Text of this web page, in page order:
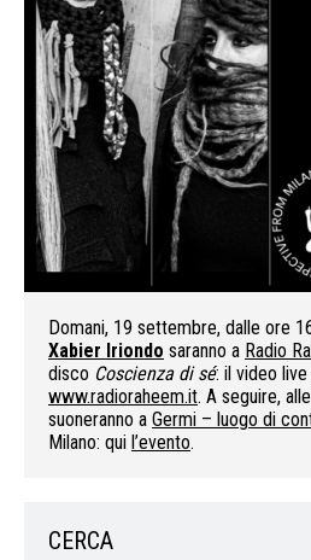
Domani, 19 settembre, dalle ore
Xabier Iriondo saranno a Radio
disco Coscienza di sé: il video
www.radioraheem.it. A seguire,
suoneranno a Germi – luogo di
Milano: qui l’evento.
CERCA